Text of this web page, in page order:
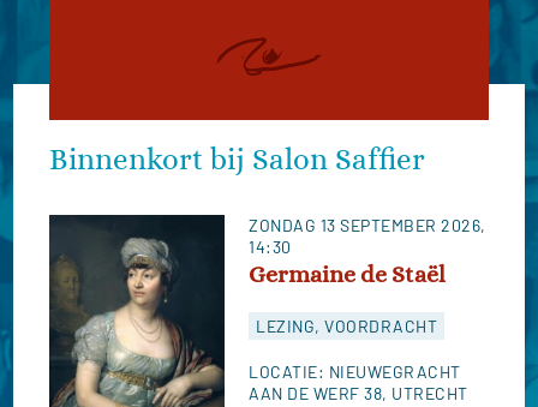
ZONDAG 13 SEPTEMBER 2026,
14:30
Germaine de Staël
LEZING, VOORDRACHT
LOCATIE: NIEUWEGRACHT
AAN DE WERF 38, UTRECHT